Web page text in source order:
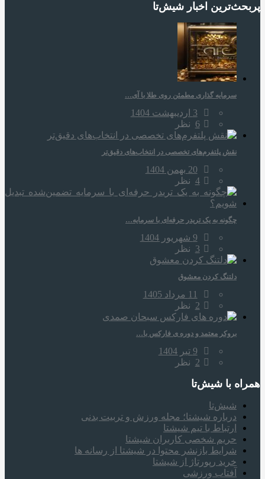
پربحث‌ترین اخبار شیش‌تا
سرمایه‌ گذاری مطمئن روی طلا با آی…
3 اردیبهشت 1404
6 نظر
نقش پلتفرم‌های تخصصی در انتخاب‌های دقیق‌تر
20 بهمن 1404
4 نظر
چگونه به یک تریدر حرفه‌ای با سرمایه…
9 شهریور 1404
3 نظر
دلتنگ کردن معشوق
11 مرداد 1405
2 نظر
بروکر معتمد و دوره‌ ی فارکس با…
9 تیر 1404
2 نظر
همراه‌ با شیش‌تا
شیش‌تا
درباره شیشتا؛ مجله ورزش و تربیت بدنی
ارتباط با تیم شیشتا
حریم شخصی کاربران شیشتا
شرایط بازنشر محتوا در شیشتا از رسانه ها
خرید رپورتاژ از شیشتا
آفتاب ورزشی